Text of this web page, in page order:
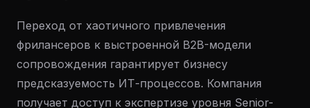
Переход от хаотичного привлечения
фрилансеров к выстроенной B2B-модели
сопровождения гарантирует бизнесу
предсказуемость ИТ-процессов. Компания
получает доступ к экспертизе уровня Senior-